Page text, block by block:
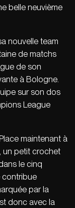
belle neuvième
nouvelle team
de matchs
de son
à Bologne.
sur son dos
League
maintenant à
un petit crochet
le cinq
contribue
par la
donc avec la